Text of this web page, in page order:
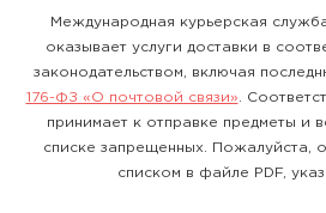
Международная курьерская
оказывает услуги доставки в
законодательством, включая
176-ФЗ «О почтовой связи» .
принимает к отправке предметы и
списке запрещенных. Пожалуйста,
списком в файле PDF,